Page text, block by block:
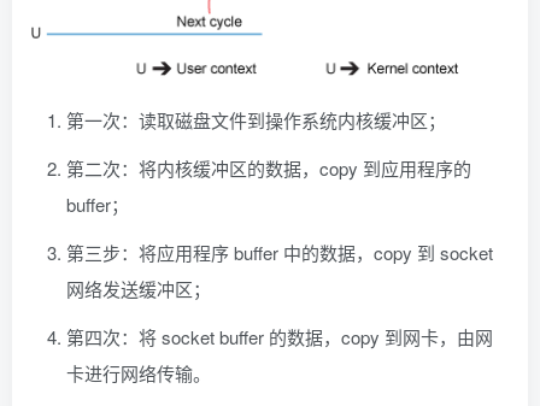
第一次：读取磁盘文件到操作系统内核缓冲区；
第二次：将内核缓冲区的数据，copy 到应用程序的
buffer；
第三步：将应用程序 buffer 中的数据，copy 到 socket
网络发送缓冲区；
第四次：将 socket buffer 的数据，copy 到网卡，由网
卡进行网络传输。